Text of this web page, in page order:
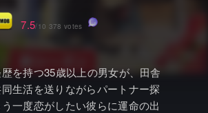
アニメ
ドキュメンタリー
トレンド
Netflix・VOD総合News
Watchlistへ
を持つ35歳以上の男女が、田舎
生活を送りながらパートナー探
一度恋がしたい彼らに運命の出
7.5/10 378 votes